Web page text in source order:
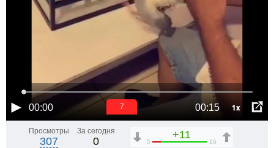
00:00 00:15 1x
6
Просмотры
307
За сегодня
0
+11
5 16